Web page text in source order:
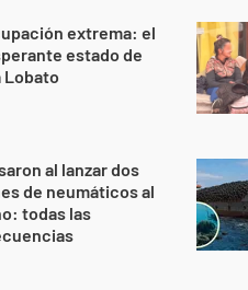
extrema: el
estado de
Lobato
al lanzar dos
de neumáticos al
todas las